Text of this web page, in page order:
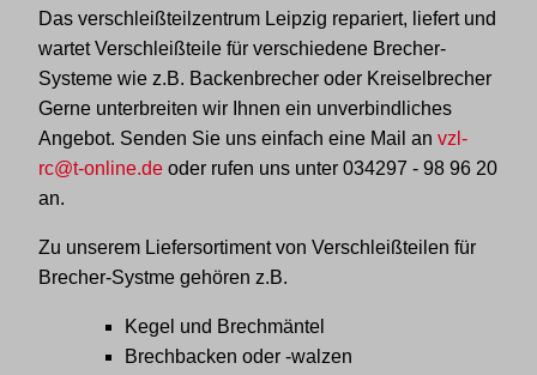
Das verschleißteilzentrum Leipzig repariert, liefert und
wartet Verschleißteile für verschiedene Brecher-
Systeme wie z.B. Backenbrecher oder Kreiselbrecher
Gerne unterbreiten wir Ihnen ein unverbindliches
Angebot. Senden Sie uns einfach eine Mail an vzl-
rc@t-online.deoder rufen uns unter 034297 - 98 96 20
an.
Zu unserem Liefersortiment von Verschleißteilen für
Brecher-Systme gehören z.B.
Kegel und Brechmäntel
Brechbacken oder -walzen